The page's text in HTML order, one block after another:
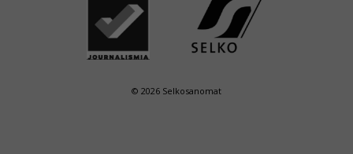
© 2026 Selkosanomat